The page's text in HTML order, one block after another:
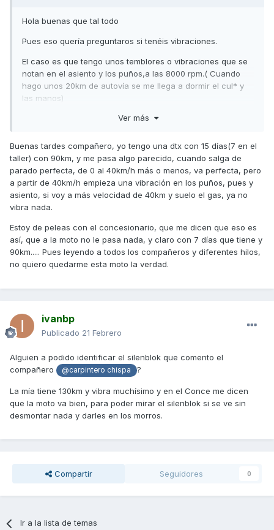
Hola buenas que tal todo
Pues eso quería preguntaros si tenéis vibraciones.
El caso es que tengo unos temblores o vibraciones que se
notan en el asiento y los puños,a las 8000 rpm.( Cuando
hago unos 20km de autovía se me llega a dormir el cul* y
las manos)
Pensaba que sería de los rodillos pero los he cambiado he
( Ahora me coge
5 km/h más por horas de punta a 8000~8500 voy a
100~105)
El caso es que la subo de vueltas con el caballete y en
marcha con el casco no se nota pero al aire
Parece que se va a desmontar Es horroroso como suena.
El caso es que a 8000 empieza lo rojo en teoría no debería
subir más pero bueno.
En fin.
Ver más
Buenas tardes compañero, yo tengo una dtx con 15 días(7 en el
taller) con 90km, y me pasa algo parecido, cuando salga de
parado perfecta, de 0 al 40km/h más o menos, va perfecta, pero
a partir de 40km/h empieza una vibración en los puños, pues y
asiento, si voy a más velocidad de 40km y suelo el gas, ya no
vibra nada.
Estoy de peleas con el concesionario, que me dicen que eso es
así, que a la moto no le pasa nada, y claro con 7 días que tiene y
90km..... Pues leyendo a todos los compañeros y diferentes hilos,
no quiero quedarme esta moto la verdad.
ivanbp
Publicado 21 Febrero
Alguien a podido identificar el silenblok que comento el
compañero
@carpintero chispa ?
La mía tiene 130km y vibra muchísimo y en el Conce me dicen
que la moto va bien, para poder mirar el silenblok si se ve sin
desmontar nada y darles en los morros.
Compartir Seguidores 0
Ir a la lista de temas